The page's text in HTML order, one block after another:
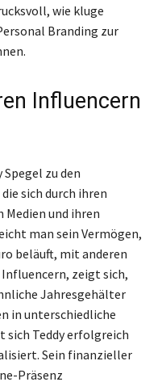
wie kluge
Branding zur
Influencern
zu den
sich durch ihren
und ihren
man sein Vermögen,
beläuft, mit anderen
zeigt sich,
Jahresgehälter
in unterschiedliche
sich Teddy erfolgreich
Sein finanzieller
Präsenz